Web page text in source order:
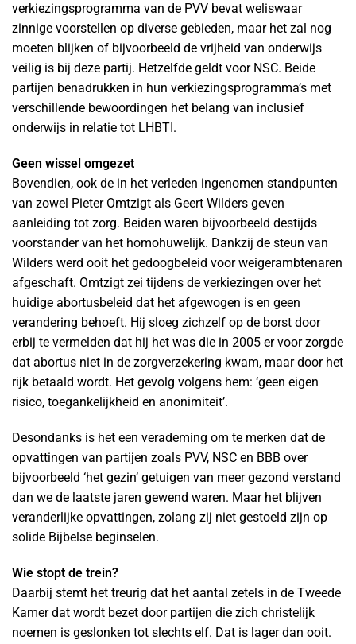
verkiezingsprogramma van de PVV bevat weliswaar
zinnige voorstellen op diverse gebieden, maar het zal nog
moeten blijken of bijvoorbeeld de vrijheid van onderwijs
veilig is bij deze partij. Hetzelfde geldt voor NSC. Beide
partijen benadrukken in hun verkiezingsprogramma’s met
verschillende bewoordingen het belang van inclusief
onderwijs in relatie tot LHBTI.
Geen wissel omgezet
Bovendien, ook de in het verleden ingenomen standpunten
van zowel Pieter Omtzigt als Geert Wilders geven
aanleiding tot zorg. Beiden waren bijvoorbeeld destijds
voorstander van het homohuwelijk. Dankzij de steun van
Wilders werd ooit het gedoogbeleid voor weigerambtenaren
afgeschaft. Omtzigt zei tijdens de verkiezingen over het
huidige abortusbeleid dat het afgewogen is en geen
verandering behoeft. Hij sloeg zichzelf op de borst door
erbij te vermelden dat hij het was die in 2005 er voor zorgde
dat abortus niet in de zorgverzekering kwam, maar door het
rijk betaald wordt. Het gevolg volgens hem: ‘geen eigen
risico, toegankelijkheid en anonimiteit’.
Desondanks is het een verademing om te merken dat de
opvattingen van partijen zoals PVV, NSC en BBB over
bijvoorbeeld ‘het gezin’ getuigen van meer gezond verstand
dan we de laatste jaren gewend waren. Maar het blijven
veranderlijke opvattingen, zolang zij niet gestoeld zijn op
solide Bijbelse beginselen.
Wie stopt de trein?
Daarbij stemt het treurig dat het aantal zetels in de Tweede
Kamer dat wordt bezet door partijen die zich christelijk
noemen is geslonken tot slechts elf. Dat is lager dan ooit.